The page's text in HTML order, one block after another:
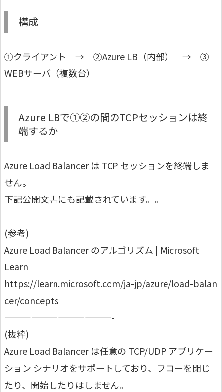
構成
①クライアント → ②Azure LB（内部） → ③
WEBサーバ（複数台）
Azure LBで①②の間のTCPセッションは終
端するか
Azure Load Balancer は TCP セッションを終端しま
せん。
下記公開文書にも記載されています。。
(参考)
Azure Load Balancer のアルゴリズム | Microsoft
Learn
https://learn.microsoft.com/ja-jp/azure/load-balan
cer/concepts
————————————-
(抜粋)
Azure Load Balancer は任意の TCP/UDP アプリケー
ション シナリオをサポートしており、フローを閉じ
たり、開始したりはしません。